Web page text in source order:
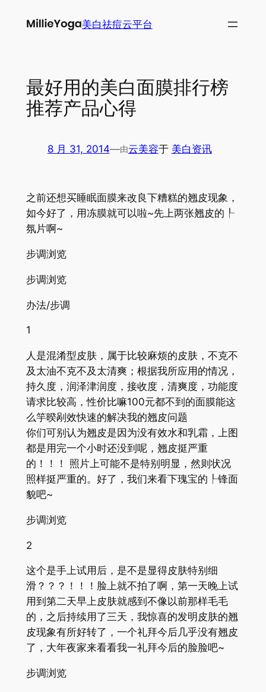
美白祛痘云平台
最好用的美白面膜排行榜
推荐产品心得
8 月 31, 2014—由云美容于 美白资讯
之前还想买睡眠面膜来改良下糟糕的翘皮现象，
如今好了，用冻膜就可以啦~先上两张翘皮的┞
氛片啊~
步调浏览
步调浏览
办法/步调
1
人是混淆型皮肤，属于比较麻烦的皮肤，不克不
及太油不克不及太清爽；根据我所应用的情况，
持久度，润泽津润度，接收度，清爽度，功能度
请求比较高，性价比嘛100元都不到的面膜能这
么竽暌剐效快速的解决我的翘皮问题
你们可别认为翘皮是因为没有效水和乳霜，上图
都是用完一个小时还没到呢，翘皮挺严重
的！！！ 照片上可能不是特别明显，然则状况
照样挺严重的。好了，我们来看下瑰宝的┞锋面
貌吧~
步调浏览
2
这个是手上试用后，是不是显得皮肤特别细
滑？？？！！！脸上就不拍了啊，第一天晚上试
用到第二天早上皮肤就感到不像以前那样毛毛
的，之后持续用了三天，我惊喜的发明皮肤的翘
皮现象有所好转了，一个礼拜今后几乎没有翘皮
了，大年夜家来看看我一礼拜今后的脸脸吧~
步调浏览